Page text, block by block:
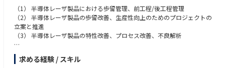
（1） 半導体レーザ製品における歩留管理、前工程/後工程管理
（2） 半導体レーザ製品の歩留改善、生産性向上のためのプロジェクトの
立案と推進
（3） 半導体レーザ製品の特性改善、プロセス改善、不良解析
データベースの操作や統計ソフトのご知見をお持ちの方は、下記業務でも
ご活躍いただけます
求める経験 / スキル